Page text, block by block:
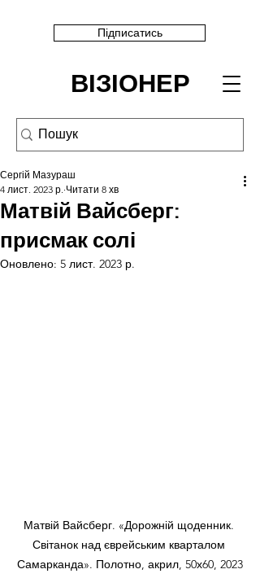
ВІЗІОНЕР
Підписатись
Матвій Вайсберг:
присмак солі
Сергій Мазураш
4 лист. 2023 р. Читати 8 хв
Оновлено: 5 лист. 2023 р.
Матвій Вайсберг. «Дорожній щоденник.
Світанок над єврейським кварталом
Самарканда». Полотно, акрил, 50х60, 2023